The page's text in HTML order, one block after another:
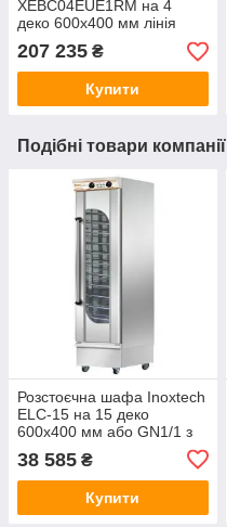
XEBC04EUE1RM на 4
деко 600х400 мм лінія
One
207 235 ₴
Купити
Подібні товари компанії
Розстоєчна шафа Inoxtech
ELC-15 на 15 деко
600х400 мм або GN1/1 з
автономним управлінням
38 585 ₴
Купити